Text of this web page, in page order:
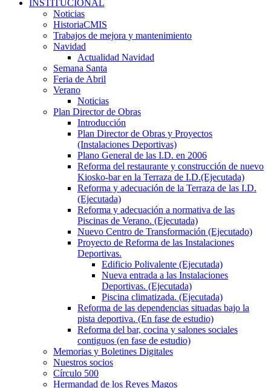
INSTITUCIONAL
Noticias
HistoriaCMIS
Trabajos de mejora y mantenimiento
Navidad
Actualidad Navidad
Semana Santa
Feria de Abril
Verano
Noticias
Plan Director de Obras
Introducción
Plan Director de Obras y Proyectos
(Instalaciones Deportivas)
Plano General de las I.D. en 2006
Reforma del restaurante y construcción de nuevo
Kiosko-bar en la Terraza de I.D.(Ejecutada)
Reforma y adecuación de la Terraza de las I.D.
(Ejecutada)
Reforma y adecuación a normativa de las
Piscinas de Verano. (Ejecutada)
Nuevo Centro de Transformación (Ejecutado)
Proyecto de Reforma de las Instalaciones
Deportivas.
Edificio Polivalente (Ejecutada)
Nueva entrada a las Instalaciones
Deportivas. (Ejecutada)
Piscina climatizada. (Ejecutada)
Reforma de las dependencias situadas bajo la
pista deportiva. (En fase de estudio)
Reforma del bar, cocina y salones sociales
contiguos (en fase de estudio)
Memorias y Boletines Digitales
Nuestros socios
Círculo 500
Hermandad de los Reyes Magos